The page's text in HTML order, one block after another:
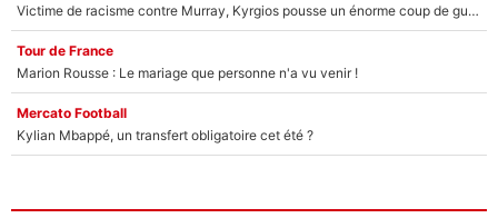
Victime de racisme contre Murray, Kyrgios pousse un énorme coup de gueule !
Tour de France
Marion Rousse : Le mariage que personne n'a vu venir !
Mercato Football
Kylian Mbappé, un transfert obligatoire cet été ?